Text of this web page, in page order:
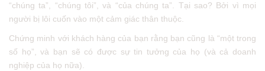
“chúng ta”, “chúng tôi”, và “của chúng ta”. Tại sao? Bởi vì mọi
người bị lôi cuốn vào một cảm giác thân thuộc.
Chứng minh với khách hàng của bạn rằng bạn cũng là “một trong
số họ”, và bạn sẽ có được sự tin tưởng của họ (và cả doanh
nghiệp của họ nữa).